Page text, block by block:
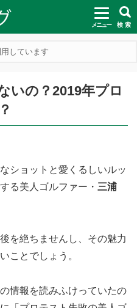
メニュー 検 索
しています
いの？2019年プロ
ショットと愛くるしいルッ
る美人ゴルファー・ 三浦
を絶ちませんし、その魅力
ことでしょう。
情報を読みふけっていたの